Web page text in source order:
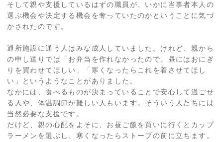
そして親や支援しているはずの職員が、いかに当事者本人の
選ぶ機会や決定する機会を奪っていたのかということに気づ
かされたのです。
通所施設に通う人はみな成人していました。けれど、親から
の申し送りでは「お弁当を作れなかったので、昼にはおにぎ
りを買わせてほしい」「寒くなったらこれを着させてほし
い」というようなことがありました。
なかには、食べるものが決まっていることで安心して過ごせ
る人や、体温調節が難しい人もいます。そういう人たちには
当然必要な支援です。
だけど、親の心配をよそに、お昼ご飯を買いに行くとカップ
ラーメンを選ぶし、寒くなったらストーブの前に立ちます。